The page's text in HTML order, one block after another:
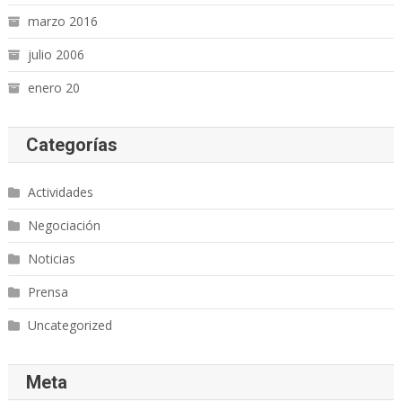
marzo 2016
julio 2006
enero 20
Categorías
Actividades
Negociación
Noticias
Prensa
Uncategorized
Meta